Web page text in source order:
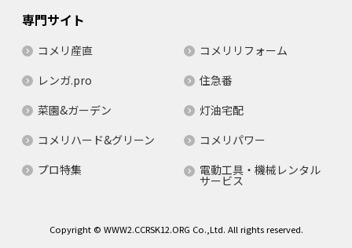
専門サイト
コメリ産直
コメリリフォーム
レンガ.pro
住急番
菜園&ガーデン
灯油宅配
コメリハード&グリーン
コメリパワー
プロ特集
電動工具・機械レンタル
サービス
Copyright © WWW2.CCRSK12.ORG Co.,Ltd. All rights reserved.